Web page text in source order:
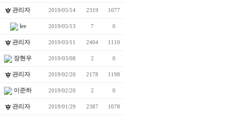
관리자 2019/05/14 2319 1077
lee 2019/05/13 7 0
관리자 2019/03/11 2404 1110
장현우 2019/03/08 2 0
관리자 2019/02/20 2178 1198
이준하 2019/02/20 2 0
관리자 2019/01/29 2387 1078